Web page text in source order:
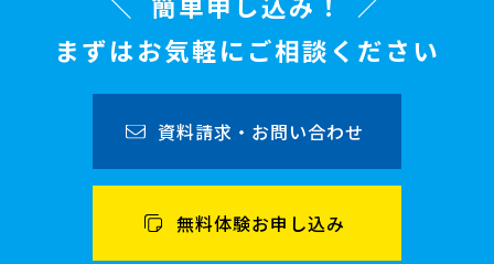
まずはお気軽にご相談ください
資料請求・お問い合わせ
無料体験お申し込み